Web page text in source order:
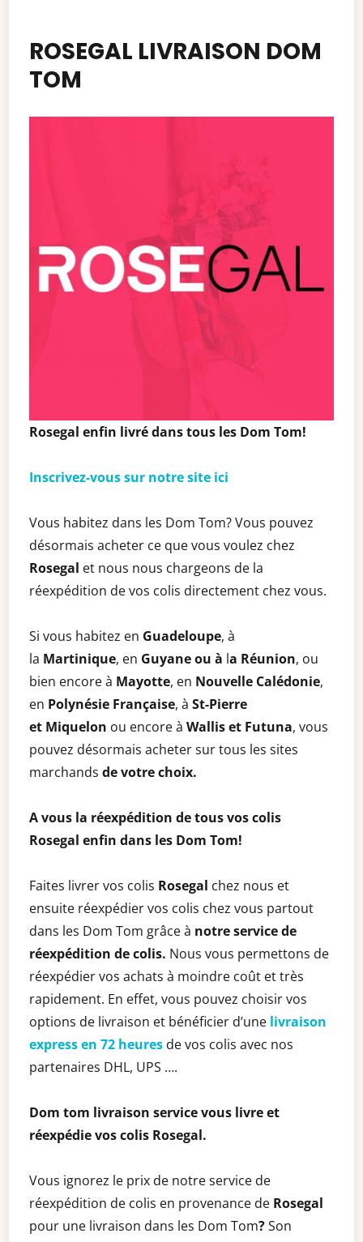
ROSEGAL LIVRAISON DOM
TOM
Rosegal enfin livré dans tous les Dom Tom!
Inscrivez-vous sur notre site ici
Vous habitez dans les Dom Tom? Vous pouvez
désormais acheter ce que vous voulez chez
Rosegal et nous nous chargeons de la
réexpédition de vos colis directement chez vous.
Si vous habitez en Guadeloupe, à
la Martinique, en Guyane ou à la Réunion, ou
bien encore à Mayotte, en Nouvelle Calédonie,
en Polynésie Française, àSt-Pierre
et Miquelon ou encore àWallis et Futuna, vous
pouvez désormais acheter sur tous les sites
marchands de votre choix.
A vous la réexpédition de tous vos colis
Rosegal enfin dans les Dom Tom!
Faites livrer vos colis Rosegal chez nous et
ensuite réexpédier vos colis chez vous partout
dans les Dom Tom grâce à notre service de
réexpédition de colis. Nous vous permettons de
réexpédier vos achats à moindre coût et très
rapidement. En effet, vous pouvez choisir vos
options de livraison et bénéficier d’une livraison
express en 72 heures de vos colis avec nos
partenaires DHL, UPS ….
Dom tom livraison service vous livre et
réexpédie vos colis Rosegal.
Vous ignorez le prix de notre service de
réexpédition de colis en provenance de Rosegal
pour une livraison dans les Dom Tom?Son